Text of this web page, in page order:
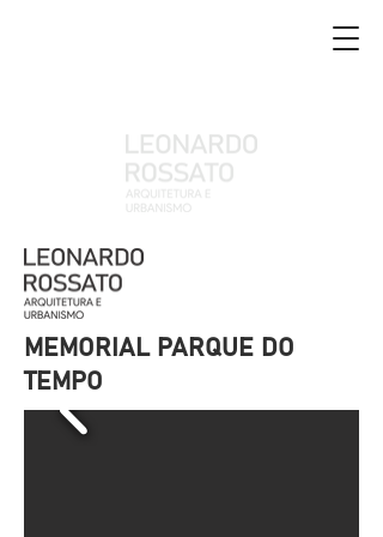
MEMORIAL PARQUE DO
TEMPO